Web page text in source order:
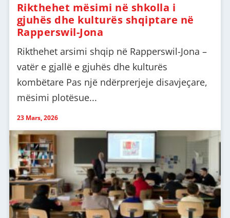
Rikthehet mësimi në shkolla i
gjuhës dhe kulturës shqiptare në
Rapperswil-Jona
Rikthehet arsimi shqip në Rapperswil-Jona –
vatër e gjallë e gjuhës dhe kulturës
kombëtare Pas një ndërprerjeje disavjeçare,
mësimi plotësue...
23 Mars, 2026